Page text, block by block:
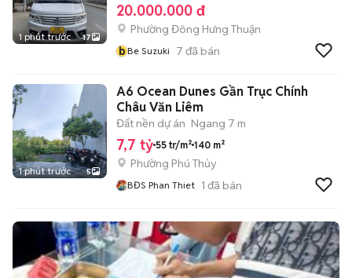
1 phút trước 17
20.000.000 đ
Phường Đông Hưng Thuận
bBe Suzuki 7 đã bán
1 phút trước 5
A6 Ocean Dunes Gần Trục Chính
Châu Văn Liêm
Đất nền dự án Ngang 7 m
7,7 tỷ 55 tr/m² 140 m²
Phường Phú Thủy
BĐS Phan Thiet 1 đã bán